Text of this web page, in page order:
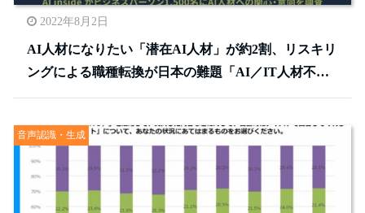
2022年8月2日
AI人材になりたい「潜在AI人材」が約2割、リスキリ
ングによる職種転換が日本の難題「AI／IT人材不…
音声認識・生成